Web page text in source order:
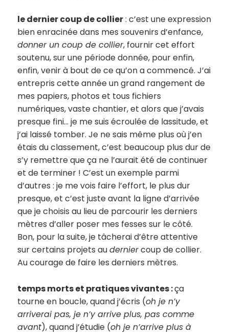
le dernier coup de collier: c’est une expression
bien enracinée dans mes souvenirs d’enfance,
donner un coup de collier, fournir cet effort
soutenu, sur une période donnée, pour enfin,
enfin, venir à bout de ce qu’on a commencé. J’ai
entrepris cette année un grand rangement de
mes papiers, photos et tous fichiers
numériques, vaste chantier, et alors que j’avais
presque fini… je me suis écroulée de lassitude, et
j’ai laissé tomber. Je ne sais même plus où j’en
étais du classement, c’est beaucoup plus dur de
s’y remettre que ça ne l’aurait été de continuer
et de terminer ! C’est un exemple parmi
d’autres : je me vois faire l’effort, le plus dur
presque, et c’est juste avant la ligne d’arrivée
que je choisis au lieu de parcourir les derniers
mètres d’aller poser mes fesses sur le côté.
Bon, pour la suite, je tâcherai d’être attentive
sur certains projets auderniercoup de collier.
Au courage de faire les derniers mètres.
temps morts et pratiques vivantes :ça
tourne en boucle, quand j’écris (oh je n’y
arriverai pas, je n’y arrive plus, pas comme
avant), quand j’étudie (oh je n’arrive plus à